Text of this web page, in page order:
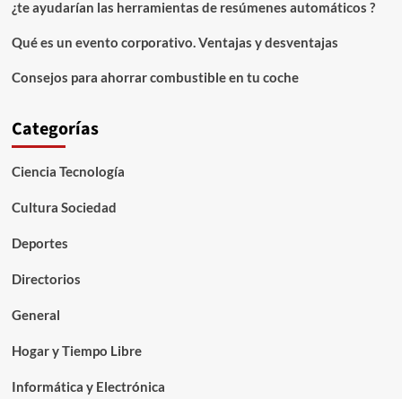
¿te ayudarían las herramientas de resúmenes automáticos ?
Qué es un evento corporativo. Ventajas y desventajas
Consejos para ahorrar combustible en tu coche
Categorías
Ciencia Tecnología
Cultura Sociedad
Deportes
Directorios
General
Hogar y Tiempo Libre
Informática y Electrónica